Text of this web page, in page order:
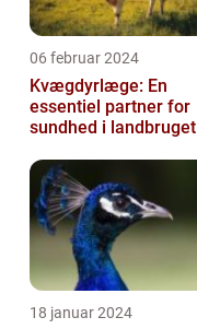
06 februar 2024
Kvægdyrlæge: En
essentiel partner for
sundhed i landbruget
18 januar 2024